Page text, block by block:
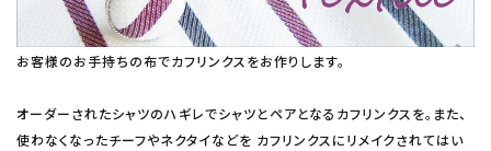
お客様のお手持ちの布でカフリンクスをお作りします。
オーダーされたシャツのハギレでシャツとペアとなるカフリンクスを。また、
使わなくなったチーフやネクタイなどを カフリンクスにリメイクされてはい